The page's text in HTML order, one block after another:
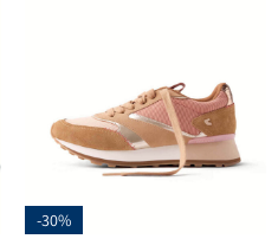
-30%